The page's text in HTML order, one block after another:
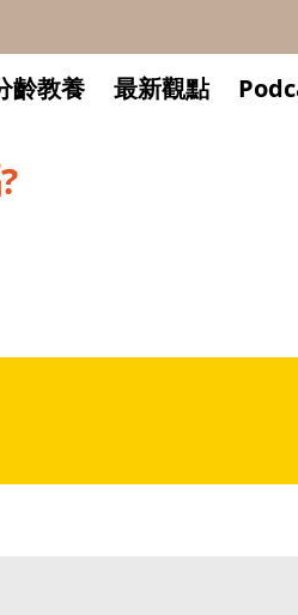
齡教養 最新觀點
升小一開
寶貝即將
和教育專